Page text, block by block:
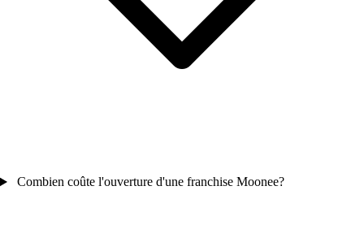
Combien coûte l'ouverture d'une franchise Moonee?